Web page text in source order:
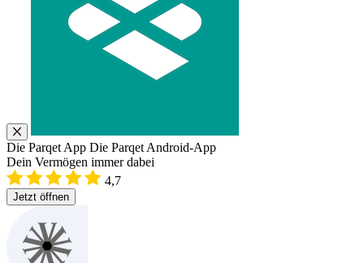
Die Parqet App Die Parqet Android-App
Dein Vermögen immer dabei
4,7
Jetzt öffnen